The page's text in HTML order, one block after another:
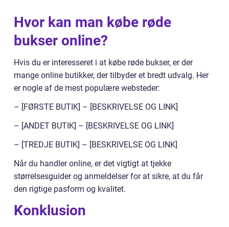
Hvor kan man købe røde
bukser online?
Hvis du er interesseret i at købe røde bukser, er der
mange online butikker, der tilbyder et bredt udvalg. Her
er nogle af de mest populære websteder:
– [FØRSTE BUTIK] – [BESKRIVELSE OG LINK]
– [ANDET BUTIK] – [BESKRIVELSE OG LINK]
– [TREDJE BUTIK] – [BESKRIVELSE OG LINK]
Når du handler online, er det vigtigt at tjekke
størrelsesguider og anmeldelser for at sikre, at du får
den rigtige pasform og kvalitet.
Konklusion